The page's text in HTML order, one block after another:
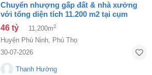
chuyển nhượng gấp đất & nhà xưởng
với tổng diện tích 11.200 m2 tại cụm
công nghiệp tử đà an đạo, phù ninh, phú
thọ
46 tỷ 11,200m2
Huyện Phù Ninh, Phú Thọ
30-07-2026
Thanh Hường